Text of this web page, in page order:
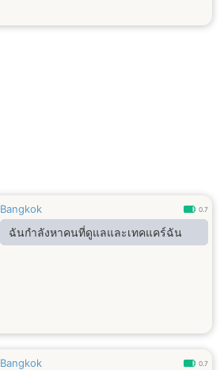
Bangkok 0.7
ฉันกำลังหาคนที่ดูแลและเทคแคร์ฉัน
Bangkok 0.7